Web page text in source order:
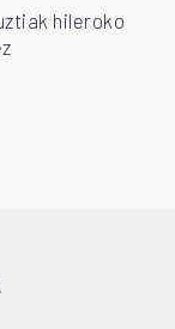
hileroko